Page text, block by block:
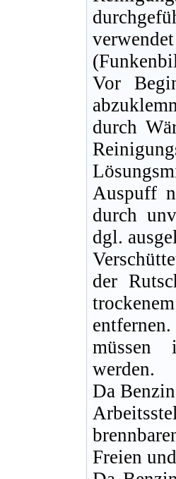
Vor
durch
Auspuff
durch
dgl.
der
müssen
werden.
Da
Freien